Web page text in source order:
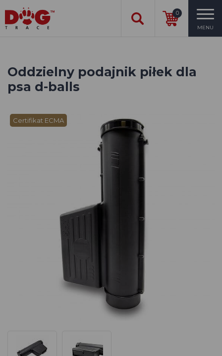
0
MENU
Oddzielny podajnik piłek dla
psa d-balls
Certifikat ECMA